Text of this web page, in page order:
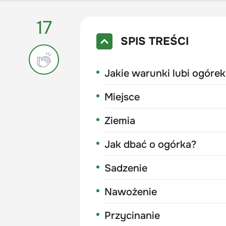
17
SPIS TREŚCI
Jakie warunki lubi
Miejsce
Ziemia
Jak dbać o ogórka?
Sadzenie
Nawożenie
Przycinanie